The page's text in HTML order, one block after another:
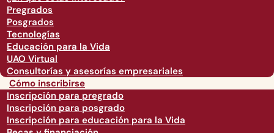
Pregrados
Posgrados
Tecnologías
Educación para la Vida
UAO Virtual
Consultorías y asesorías empresariales
Cómo inscribirse
Inscripción para pregrado
Inscripción para posgrado
Inscripción para educación para la Vida